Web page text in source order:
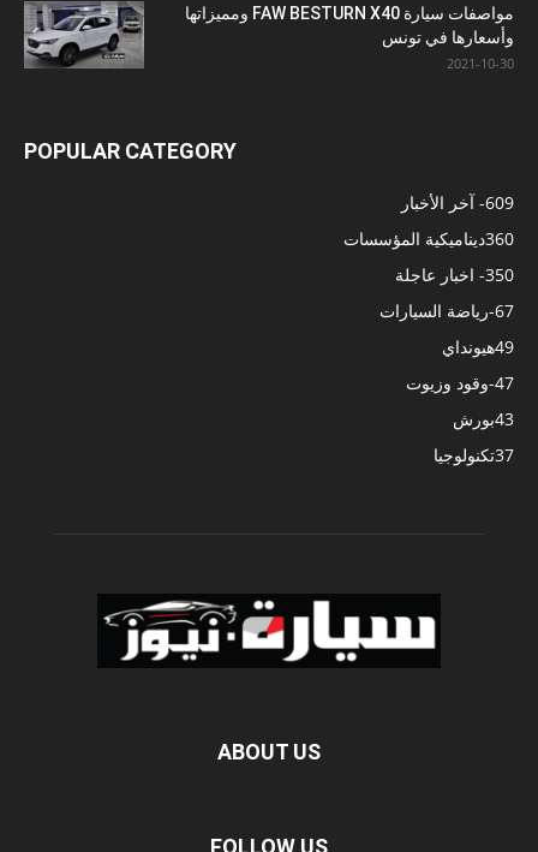
مواصفات سيارة FAW BESTURN X40 ومميزاتها
وأسعارها في تونس
2021-10-30
POPULAR CATEGORY
- آخر الأخبار609
ديناميكية المؤسسات360
- اخبار عاجلة350
-رياضة السيارات67
هيونداي49
-وقود وزيوت47
بورش43
تكنولوجيا37
ABOUT US
FOLLOW US